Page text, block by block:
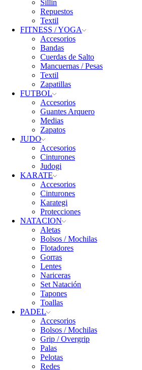
Sillin
Repuestos
Textil
FITNESS / YOGA
Accesorios
Bandas
Cuerdas de Salto
Mancuernas / Pesas
Textil
Zapatillas
FUTBOL
Accesorios
Guantes Arquero
Medias
Zapatos
JUDO
Accesorios
Cinturones
Judogi
KARATE
Accesorios
Cinturones
Karategi
Protecciones
NATACION
Aletas
Bolsos / Mochilas
Flotadores
Gorras
Lentes
Nariceras
Set Natación
Tapones
Toallas
PADEL
Accesorios
Bolsos / Mochilas
Grip / Overgrip
Palas
Pelotas
Redes